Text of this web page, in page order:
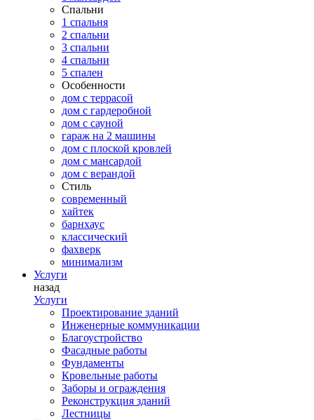
Спальни
1 спальня
2 спальни
3 спальни
4 спальни
5 спален
Особенности
дом с террасой
дом с гардеробной
дом с сауной
гараж на 2 машины
дом с плоской кровлей
дом с мансардой
дом с верандой
Стиль
современный
хайтек
барнхаус
классический
фахверк
минимализм
Услуги
назад
Услуги
Проектирование зданий
Инженерные коммуникации
Благоустройство
Фасадные работы
Фундаменты
Кровельные работы
Заборы и ограждения
Реконструкция зданий
Лестницы